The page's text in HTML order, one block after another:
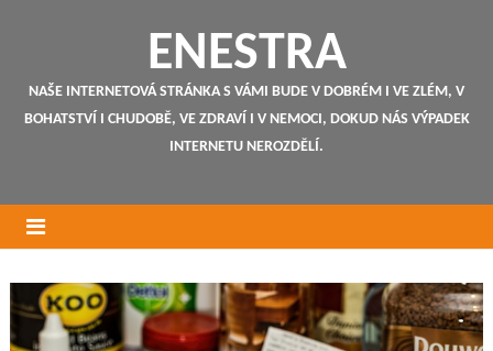
ENESTRA
NAŠE INTERNETOVÁ STRÁNKA S VÁMI BUDE V DOBRÉM I VE ZLÉM, V
BOHATSTVÍ I CHUDOBĚ, VE ZDRAVÍ I V NEMOCI, DOKUD NÁS VÝPADEK
INTERNETU NEROZDĚLÍ.